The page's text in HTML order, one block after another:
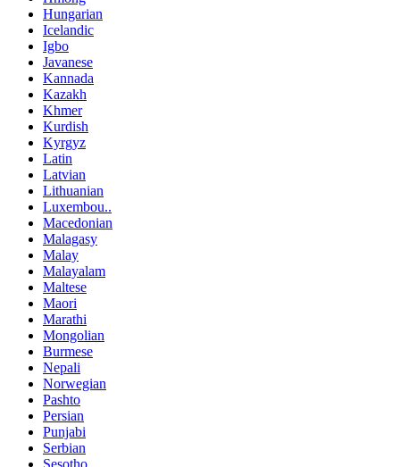
Hungarian
Icelandic
Igbo
Javanese
Kannada
Kazakh
Khmer
Kurdish
Kyrgyz
Latin
Latvian
Lithuanian
Luxembou..
Macedonian
Malagasy
Malay
Malayalam
Maltese
Maori
Marathi
Mongolian
Burmese
Nepali
Norwegian
Pashto
Persian
Punjabi
Serbian